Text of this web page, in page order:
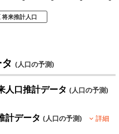
将来推計人口
(人口の予測)
人口推計データ(人口の予測)
計データ(人口の予測)
詳細